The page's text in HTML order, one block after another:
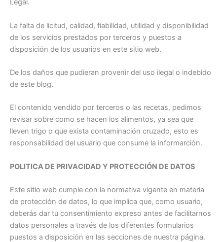
Legal.
La falta de licitud, calidad, fiabilidad, utilidad y disponibilidad
de los servicios prestados por terceros y puestos a
disposición de los usuarios en este sitio web.
De los daños que pudieran provenir del uso ilegal o indebido
de este blog.
El contenido vendido por terceros o las recetas, pedimos
revisar sobre como se hacen los alimentos, ya sea que
lleven trigo o que exista contaminación cruzado, esto es
responsabilidad del usuario que consume la informarción.
POLITICA DE PRIVACIDAD Y PROTECCIÓN DE DATOS
Este sitio web cumple con la normativa vigente en materia
de protección de datos, lo que implica que, como usuario,
deberás dar tu consentimiento expreso antes de facilitarnos
datos personales a través de los diferentes formularios
puestos a disposición en las secciones de nuestra página.